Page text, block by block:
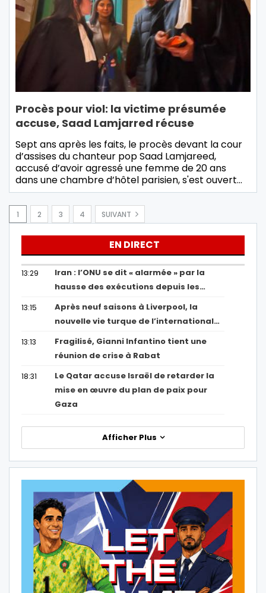
Procès pour viol: la victime présumée
accuse, Saad Lamjarred récuse
Sept ans après les faits, le procès devant la cour
d’assises du chanteur pop Saad Lamjareed,
accusé d’avoir agressé une femme de 20 ans
dans une chambre d’hôtel parisien, s'est ouvert…
1 2 3 4 SUIVANT
EN DIRECT
13:29
Iran : l’ONU se dit « alarmée » par la
hausse des exécutions depuis les…
13:15
Après neuf saisons à Liverpool, la
nouvelle vie turque de l’international…
13:13
Fragilisé, Gianni Infantino tient une
réunion de crise à Rabat
18:31
Le Qatar accuse Israël de retarder la
mise en œuvre du plan de paix pour
Gaza
Afficher Plus